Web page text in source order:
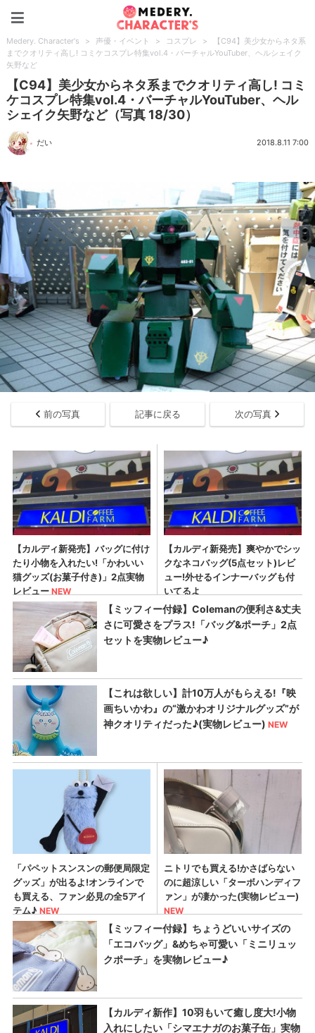
Medery. Character's > 声優・イベント > コスプレ >
【C94】美少女からネタ系
までクオリティ高し! コミケコスプレ特集vol.4・バーチャルYouTuber、ヘルシェイク
矢野など
【C94】美少女からネタ系までクオリティ高し! コミ
ケコスプレ特集vol.4・バーチャルYouTuber、ヘル
シェイク矢野など（写真 18/30）
だい 2018.8.11 7:00
前の写真 記事に戻る 次の写真